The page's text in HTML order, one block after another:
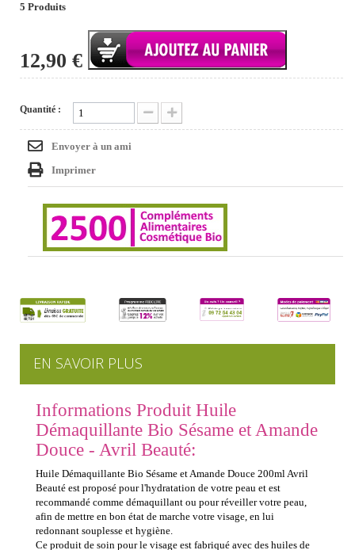
5 Produits
12,90 €
Quantité :
Envoyer à un ami
Imprimer
EN SAVOIR PLUS
Informations Produit Huile
Démaquillante Bio Sésame et Amande
Douce - Avril Beauté:
Huile Démaquillante Bio Sésame et Amande Douce 200ml Avril
Beauté est proposé pour l'hydratation de votre peau et est
recommandé comme démaquillant ou pour réveiller votre peau,
afin de mettre en bon état de marche votre visage, en lui
redonnant souplesse et hygiène.
Ce produit de soin pour le visage est fabriqué avec des huiles de